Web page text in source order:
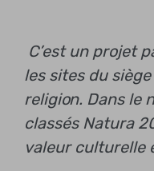
C’est un projet
les sites du siège
religion. Dans le
classés Natura
valeur culturelle